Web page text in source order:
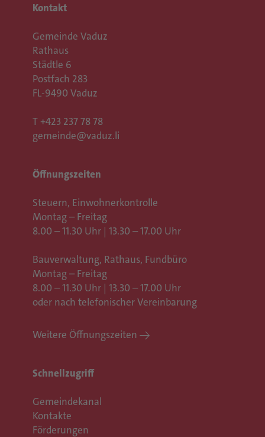
Kontakt
Gemeinde Vaduz
Rathaus
Städtle 6
Postfach 283
FL-9490 Vaduz
T +423 237 78 78
gemeinde@vaduz.li
Öffnungszeiten
Steuern, Einwohnerkontrolle
Montag – Freitag
8.00 – 11.30 Uhr | 13.30 – 17.00 Uhr
Bauverwaltung, Rathaus, Fundbüro
Montag – Freitag
8.00 – 11.30 Uhr | 13.30 – 17.00 Uhr
oder nach telefonischer Vereinbarung
Weitere Öffnungszeiten
Schnellzugriff
Gemeindekanal
Kontakte
Förderungen